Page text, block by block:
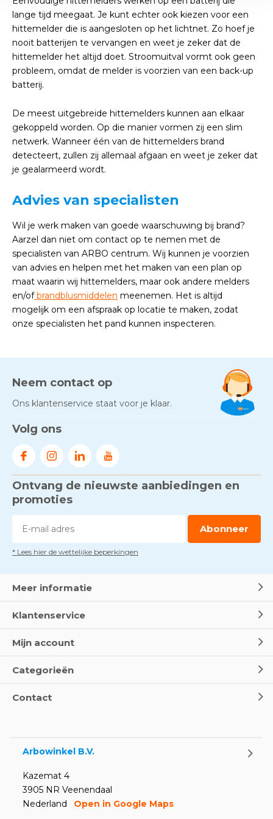
lange tijd meegaat. Je kunt echter ook kiezen voor een
hittemelder die is aangesloten op het lichtnet. Zo hoef je
nooit batterijen te vervangen en weet je zeker dat de
hittemelder het altijd doet. Stroomuitval vormt ook geen
probleem, omdat de melder is voorzien van een back-up
batterij.
De meest uitgebreide hittemelders kunnen aan elkaar
gekoppeld worden. Op die manier vormen zij een slim
netwerk. Wanneer één van de hittemelders brand
detecteert, zullen zij allemaal afgaan en weet je zeker dat
je gealarmeerd wordt.
Advies van specialisten
Wil je werk maken van goede waarschuwing bij brand?
Aarzel dan niet om contact op te nemen met de
specialisten van ARBO centrum. Wij kunnen je voorzien
van advies en helpen met het maken van een plan op
maat waarin wij hittemelders, maar ook andere melders
en/ofbrandblusmiddelen meenemen. Het is altijd
mogelijk om een afspraak op locatie te maken, zodat
onze specialisten het pand kunnen inspecteren.
Neem contact op
Ons klantenservice staat voor je klaar.
Volg ons
Ontvang de nieuwste aanbiedingen en
promoties
Abonneer
* Lees hier de wettelijke beperkingen
Meer informatie
Klantenservice
Mijn account
Categorieën
Contact
Arbowinkel B.V.
Kazemat 4
3905 NR Veenendaal
Nederland
Open in Google Maps